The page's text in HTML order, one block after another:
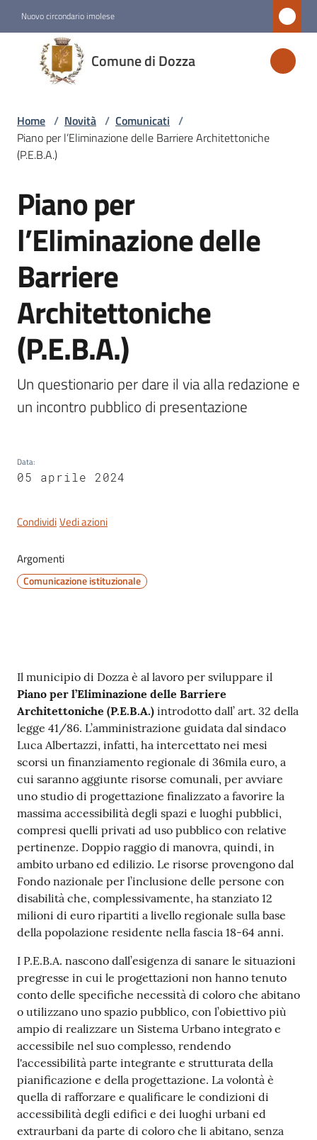
Nuovo circondario imolese
Comune di Dozza
Comune
di
Dozza
Amministrazione
Novità
Menu selezionato
Servizi
Vivere
Dozza
Servizi
on-
Tutti
gli
Seguici
su
Home / Novità / Comunicati /
Piano per l’Eliminazione delle Barriere Architettoniche
(P.E.B.A.)
Salta al contenuto
Piano per
l’Eliminazione delle
Barriere
Architettoniche
(P.E.B.A.)
Un questionario per dare il via alla redazione e
un incontro pubblico di presentazione
Data:
05 aprile 2024
CondividiVedi azioni
Argomenti
Comunicazione istituzionale
Contenuto
Il municipio di Dozza è al lavoro per sviluppare il
Piano per l’Eliminazione delle Barriere
Architettoniche (P.E.B.A.) introdotto dall’ art. 32 della
legge 41/86. L’amministrazione guidata dal sindaco
Luca Albertazzi, infatti, ha intercettato nei mesi
scorsi un finanziamento regionale di 36mila euro, a
cui saranno aggiunte risorse comunali, per avviare
uno studio di progettazione finalizzato a favorire la
massima accessibilità degli spazi e luoghi pubblici,
compresi quelli privati ad uso pubblico con relative
pertinenze. Doppio raggio di manovra, quindi, in
ambito urbano ed edilizio. Le risorse provengono dal
Fondo nazionale per l’inclusione delle persone con
disabilità che, complessivamente, ha stanziato 12
milioni di euro ripartiti a livello regionale sulla base
della popolazione residente nella fascia 18-64 anni.
I P.E.B.A. nascono dall’esigenza di sanare le situazioni
pregresse in cui le progettazioni non hanno tenuto
conto delle specifiche necessità di coloro che abitano
o utilizzano uno spazio pubblico, con l’obiettivo più
ampio di realizzare un Sistema Urbano integrato e
accessibile nel suo complesso, rendendo
l'accessibilità parte integrante e strutturata della
pianificazione e della progettazione. La volontà è
quella di rafforzare e qualificare le condizioni di
accessibilità degli edifici e dei luoghi urbani ed
extraurbani da parte di coloro che li abitano, senza